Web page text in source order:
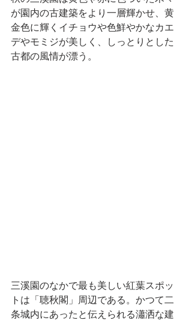
が園内の古建築をより一層輝かせ、黄
金色に輝くイチョウや色鮮やかなカエ
デやモミジが美しく、しっとりとした
古都の風情が漂う。
三溪園のなかで最も美しい紅葉スポッ
トは「聴秋閣」周辺である。かつて二
条城内にあったと伝えられる瀟洒な建